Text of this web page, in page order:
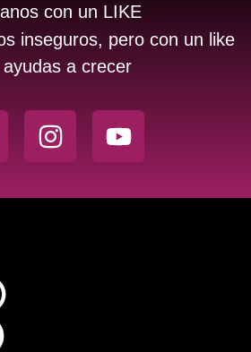
con un LIKE
inseguros, pero con un like
ayudas a crecer